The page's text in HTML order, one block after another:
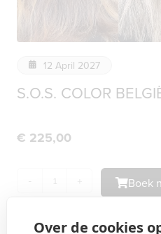
Over de cookies
12 April 2027
S.O.S. COLOR
€ 225,00
- +
Boek